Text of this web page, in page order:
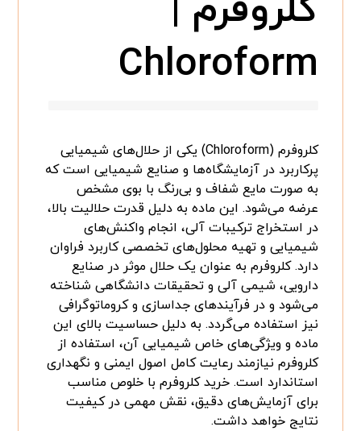
کلروفرم |
Chloroform
کلروفرم (Chloroform) یکی از حلال‌های شیمیایی
پرکاربرد در آزمایشگاه‌ها و صنایع شیمیایی است که
به صورت مایع شفاف و بی‌رنگ با بوی مشخص
عرضه می‌شود. این ماده به دلیل قدرت حلالیت بالا،
در استخراج ترکیبات آلی، انجام واکنش‌های
شیمیایی و تهیه محلول‌های تخصصی کاربرد فراوان
دارد. کلروفرم به عنوان یک حلال موثر در صنایع
دارویی، شیمی آلی و تحقیقات دانشگاهی شناخته
می‌شود و در فرآیندهای جداسازی و کروماتوگرافی
نیز استفاده می‌گردد. به دلیل حساسیت بالای این
ماده و ویژگی‌های خاص شیمیایی آن، استفاده از
کلروفرم نیازمند رعایت کامل اصول ایمنی و نگهداری
استاندارد است. خرید کلروفرم با خلوص مناسب
برای آزمایش‌های دقیق، نقش مهمی در کیفیت
نتایج خواهد داشت.